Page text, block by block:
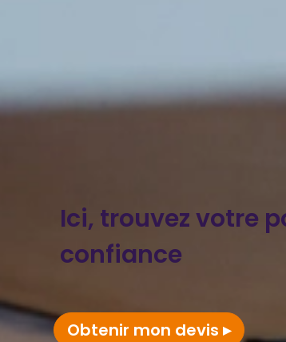
Ici, trouvez votre
confiance
Obtenir mon devis